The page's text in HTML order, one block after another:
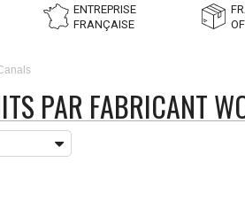
ENTREPRISE
FRANÇAISE
PAR FABRICANT